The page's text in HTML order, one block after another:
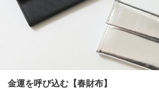
金運を呼び込む【春財布】